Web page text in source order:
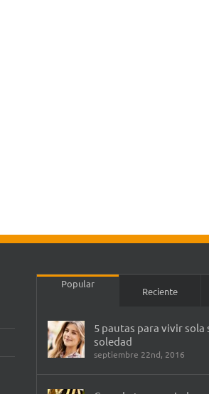
Popular
Reciente
5 pautas para vivir sola
soledad
septiembre 22nd, 2016